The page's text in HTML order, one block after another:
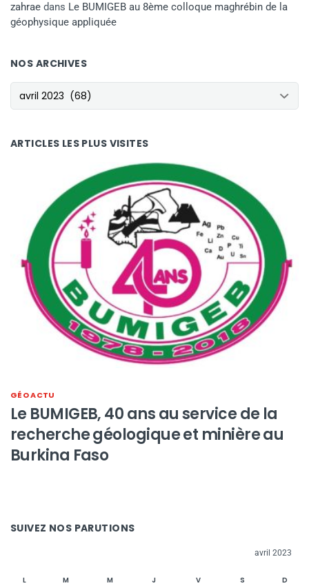
zahrae dans Le BUMIGEB au 8ème colloque maghrébin de la
géophysique appliquée
NOS ARCHIVES
NOS ARCHIVES
ARTICLES LES PLUS VISITES
GÉO ACTU
Le BUMIGEB, 40 ans au service de la
recherche géologique et minière au
Burkina Faso
SUIVEZ NOS PARUTIONS
avril 2023
L M M J V S D